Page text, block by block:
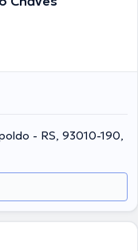
- RS, 93010-190,